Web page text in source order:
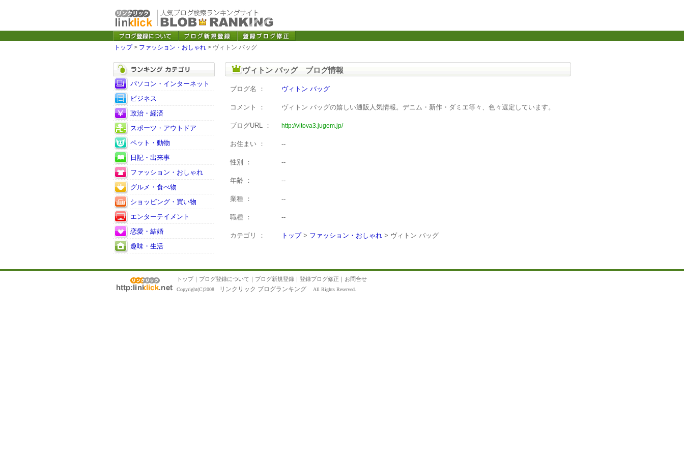
トップ> ファッション・おしゃれ > ヴィトン バッグ
パソコン・インターネット
ビジネス
政治・経済
スポーツ・アウトドア
ペット・動物
日記・出来事
ファッション・おしゃれ
グルメ・食べ物
ショッピング・買い物
エンターテイメント
恋愛・結婚
趣味・生活
ヴィトン バッグ ブログ情報
ブログ名 ： ヴィトン バッグ
コメント ： ヴィトン バッグの嬉しい通販人気情報。デニム・新作・ダミエ等々、色々選定しています。
ブログURL ： http://vitova3.jugem.jp/
お住まい ： --
性別 ： --
年齢 ： --
業種 ： --
職種 ： --
カテゴリ ： トップ> ファッション・おしゃれ > ヴィトン バッグ
トップ｜ ブログ登録について ｜ ブログ新規登録 ｜ 登録ブログ修正 ｜ お問合せ
Copyright(C)2008 リンクリック ブログランキング All Rights Reserved.